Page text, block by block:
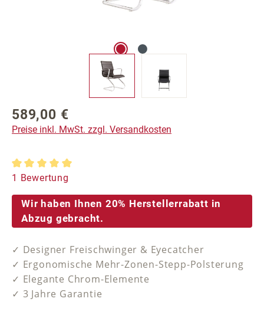
Regulärer Preis:
589,00 €
Preise inkl. MwSt. zzgl. Versandkosten
Durchschnittliche Bewertung von 5 von 5 Sternen
1 Bewertung
Wir haben Ihnen 20% Herstellerrabatt in
Abzug gebracht.
✓ Designer Freischwinger & Eyecatcher
✓ Ergonomische Mehr-Zonen-Stepp-Polsterung
✓ Elegante Chrom-Elemente
✓ 3 Jahre Garantie